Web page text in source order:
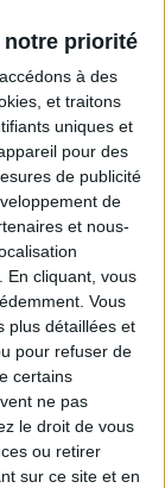
notre priorité
à des
et traitons
uniques et
pour des
de publicité
de
et nous-
En cliquant, vous
Vous
plus détaillées et
pour refuser de
certains
ne pas
le droit de vous
ou retirer
sur ce site et en
SUBSCRIBE